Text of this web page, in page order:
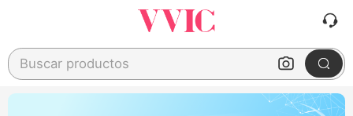
Buscar productos